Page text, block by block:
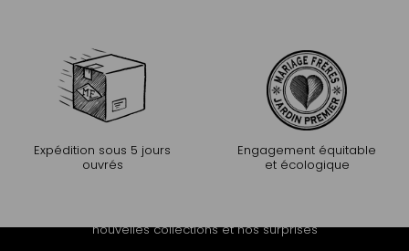
Expédition sous 5 jours
ouvrés
Engagement équitable
et écologique
nouvelles collections et nos surprises